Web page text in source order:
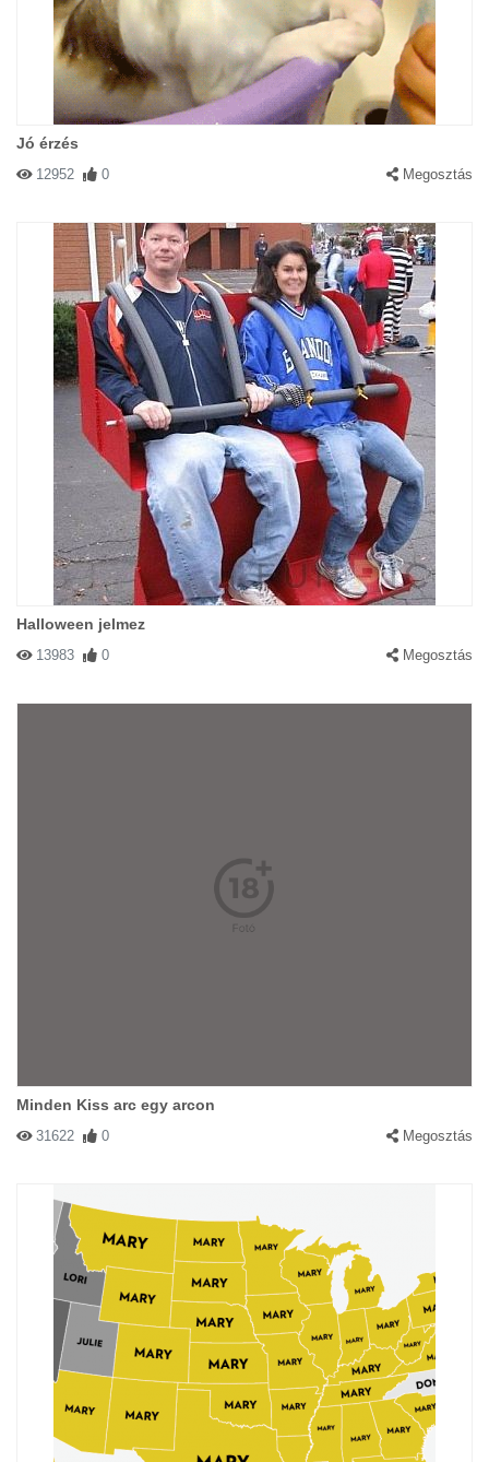
Jó érzés
12952 0 Megosztás
Halloween jelmez
13983 0 Megosztás
Minden Kiss arc egy arcon
31622 0 Megosztás